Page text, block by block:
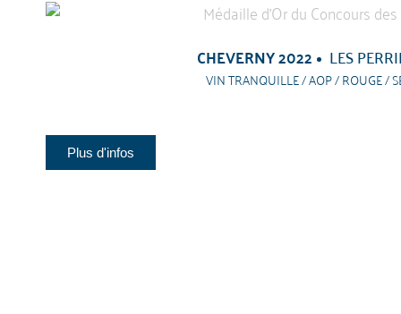
CHEVERNY 2022 LES
VIN TRANQUILLE / AOP / ROUGE /
Plus d'infos